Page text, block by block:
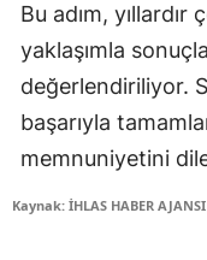
Bu adım,
yaklaşımla
değerlendiriliyor.
başarıyla
memnuniyetini
Kaynak: İHLAS HABER AJANSI